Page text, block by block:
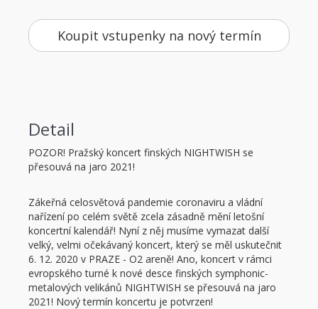
Koupit vstupenky na nový termín
Detail
POZOR! Pražský koncert finských NIGHTWISH se
přesouvá na jaro 2021!
Zákeřná celosvětová pandemie coronaviru a vládní
nařízení po celém světě zcela zásadně mění letošní
koncertní kalendář! Nyní z něj musíme vymazat další
velký, velmi očekávaný koncert, který se měl uskutečnit
6. 12. 2020 v PRAZE - O2 areně! Ano, koncert v rámci
evropského turné k nové desce finských symphonic-
metalových velikánů NIGHTWISH se přesouvá na jaro
2021! Nový termín koncertu je potvrzen!